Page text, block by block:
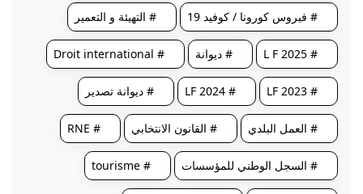
# فيروس كورونا / كوفيد 19 # التهيئة و التعمير
# L F 2025 # ديوانة # Droit international
# LF 2023
# LF 2024 # ديوانة تصدير
# العمل البلدي # القانون الانتخابي # RNE
# السجل الوطني للمؤسسات # tourisme